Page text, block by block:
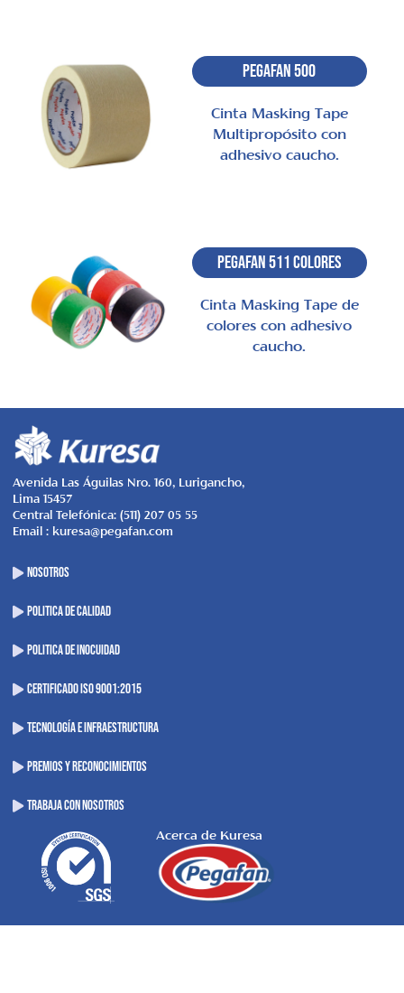
Pegafan 500
Cinta Masking Tape
Multipropósito con
adhesivo caucho.
Pegafan 511 Colores
Cinta Masking Tape de
colores con adhesivo
caucho.
Avenida Las Águilas Nro. 160, Lurigancho,
Lima 15457
Central Telefónica: (511) 207 05 55
Email : kuresa@pegafan.com
NOSOTROS
POLITICA DE CALIDAD
POLITICA DE INOCUIDAD
CERTIFICADO ISO 9001:2015
TECNOLOGÍA E INFRAESTRUCTURA
PREMIOS Y RECONOCIMIENTOS
TRABAJA CON NOSOTROS
Acerca de Kuresa